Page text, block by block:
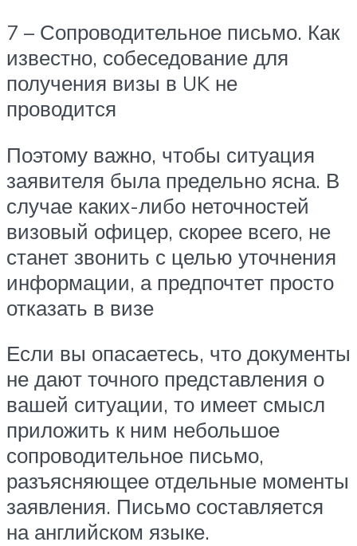
7 – Сопроводительное письмо. Как
известно, собеседование для
получения визы в UK не
проводится
Поэтому важно, чтобы ситуация
заявителя была предельно ясна. В
случае каких-либо неточностей
визовый офицер, скорее всего, не
станет звонить с целью уточнения
информации, а предпочтет просто
отказать в визе
Если вы опасаетесь, что документы
не дают точного представления о
вашей ситуации, то имеет смысл
приложить к ним небольшое
сопроводительное письмо,
разъясняющее отдельные моменты
заявления. Письмо составляется
на английском языке.